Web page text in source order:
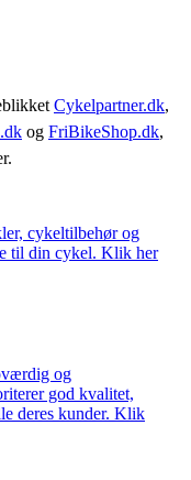
Cykelpartner.dk,
og FriBikeShop.dk,
cykeltilbehør og
til din cykel. Klik her
og
god kvalitet,
deres kunder. Klik